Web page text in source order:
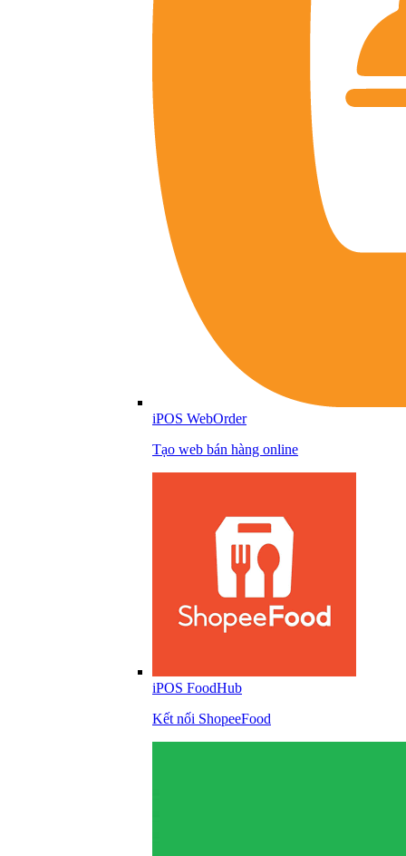
iPOS WebOrder
Tạo web bán hàng online
iPOS FoodHub
Kết nối ShopeeFood